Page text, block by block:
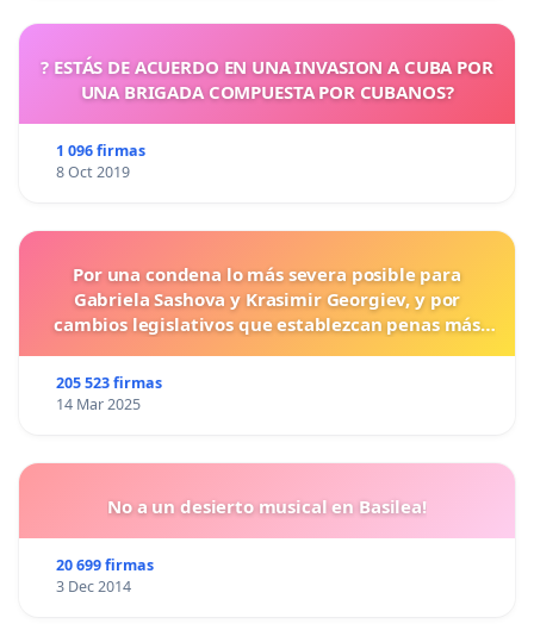
? ESTÁS DE ACUERDO EN UNA INVASION A CUBA POR
UNA BRIGADA COMPUESTA POR CUBANOS?
1 096 firmas
8 Oct 2019
Por una condena lo más severa posible para
Gabriela Sashova y Krasimir Georgiev, y por
cambios legislativos que establezcan penas más
205 523 firmas
14 Mar 2025
No a un desierto musical en Basilea!
20 699 firmas
3 Dec 2014